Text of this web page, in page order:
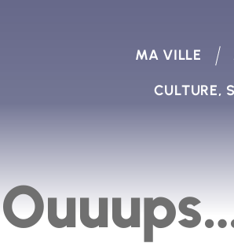
MA VILLE
CULTURE,